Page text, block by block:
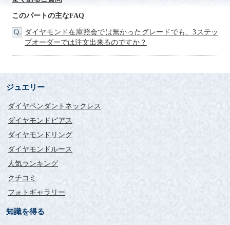
このパートの主なFAQ
ダイヤモンド在庫照会では無かったグレードでも、3ステッ
プオーダーでは注文出来るのですか？
ジュエリー
ダイヤペンダントネックレス
ダイヤモンドピアス
ダイヤモンドリング
ダイヤモンドルース
人気ランキング
クチコミ
フォトギャラリー
知識を得る